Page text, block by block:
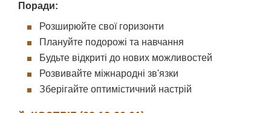
Поради:
Розширюйте свої горизонти
Плануйте подорожі та навчання
Будьте відкриті до нових можливостей
Розвивайте міжнародні зв'язки
Зберігайте оптимістичний настрій